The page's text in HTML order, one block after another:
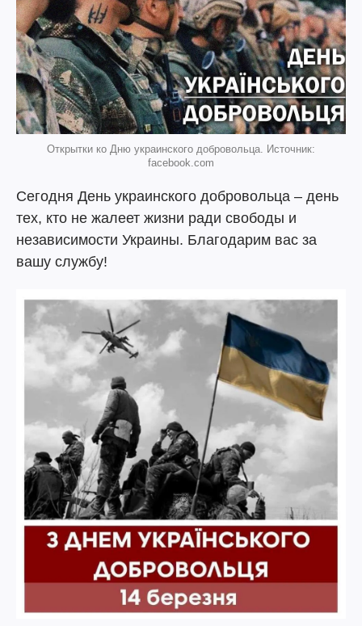
Открытки ко Дню украинского добровольца. Источник:
facebook.com
Сегодня День украинского добровольца – день
тех, кто не жалеет жизни ради свободы и
независимости Украины. Благодарим вас за
вашу службу!